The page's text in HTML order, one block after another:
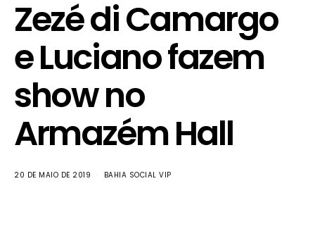
Zezé di Camargo
e Luciano fazem
show no
Armazém Hall
20 DE MAIO DE 2019 BAHIA SOCIAL VIP